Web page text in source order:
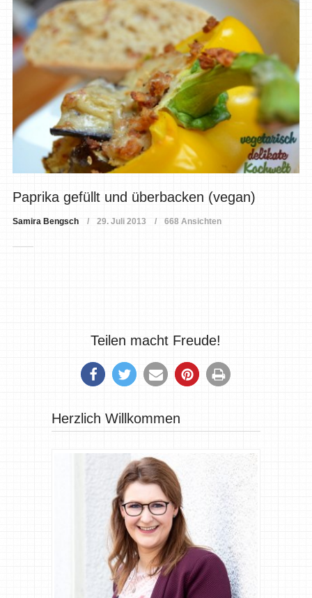
Paprika gefüllt und überbacken (vegan)
Samira Bengsch 29. Juli 2013 668 Ansichten
Teilen macht Freude!
Herzlich Willkommen